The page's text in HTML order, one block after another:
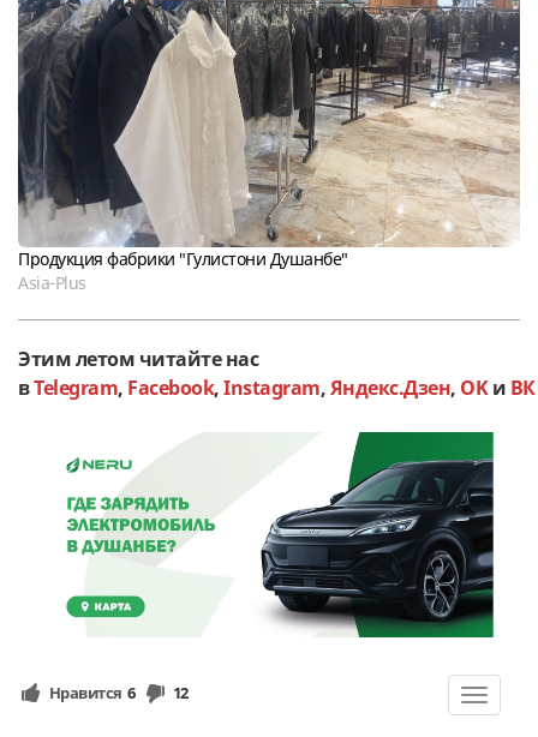
Продукция фабрики "Гулистони Душанбе"
Asia-Plus
Этим летом читайте нас
вTelegram, Facebook,Instagram,Яндекс.Дзен, OKи ВК
Toggle
Нравится 6 12